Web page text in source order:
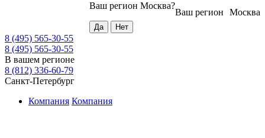
Москва
Ваш регион
Ваш регион Москва?
8 (495) 565-30-55
8 (495) 565-30-55
В вашем регионе
8 (812) 336-60-79
Санкт-Петербург
Компания Компания